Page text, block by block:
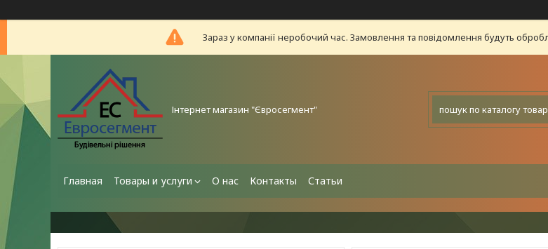
Зараз у компанії неробочий час. Замовлення та повідомлення будуть
Інтернет магазин "Євросегмент"
Главная Товары и услуги О нас Контакты Статьи